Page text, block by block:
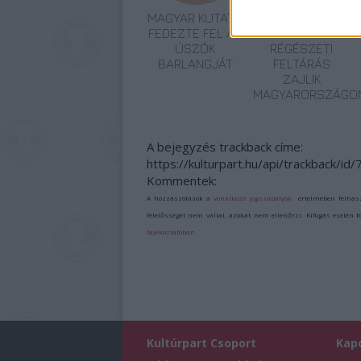
MAGYAR KUTATÓ
FEDEZTE FEL AZ
ÚSZÓK
BARLANGJÁT
IS JELENTŐS
RÉGÉSZETI
FELTÁRÁS
ZAJLIK
A bejegyzés trackback címe:
https://kulturpart.hu/api/trackback/id/
Kommentek:
A hozzászólások avonatkozó jogszabályok értelmében
felelősséget nem vállal, azokat nem ellenőrzi. Kifogás esetén
tájékoztatóban
Kultúrpart Csoport